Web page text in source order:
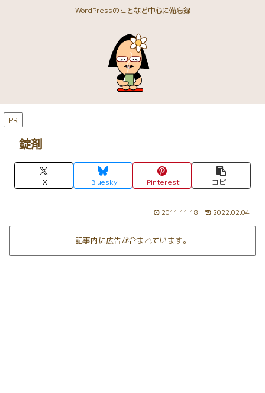
WordPressのことなど中心に備忘録
PR
錠剤
X Bluesky Pinterest コピー
2011.11.18 2022.02.04
記事内に広告が含まれています。